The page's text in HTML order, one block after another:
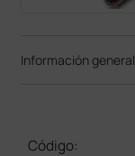
Información general
Código: